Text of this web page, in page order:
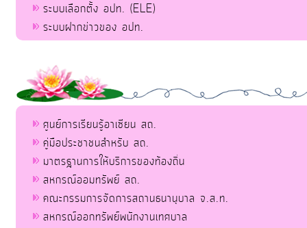
ระบบเลือกตั้ง อปท. (ELE)
ระบบฝากข่าวของ อปท.
ศูนย์การเรียนรู้อาเซียน สถ.
คู่มือประชาชนสำหรับ สถ.
มาตรฐานการให้บริการของท้องถิ่น
สหกรณ์ออมทรัพย์ สถ.
คณะกรรมการจัดการสถานธนานุบาล จ.ส.ท.
สหกรณ์ออกทรัพย์พนักงานเทศบาล